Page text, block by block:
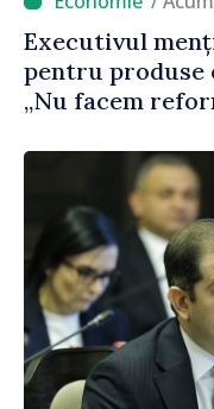
Executivul
pentru produse
„Nu facem